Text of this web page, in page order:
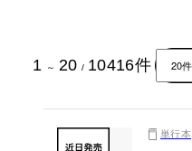
1 ～ 20 / 10416件
単行本